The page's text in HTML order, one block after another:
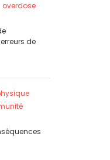
overdose
de